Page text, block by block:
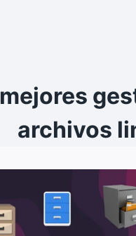
mejores
archivos